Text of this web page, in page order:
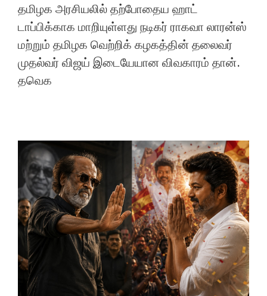
தமிழக அரசியலில் தற்போதைய ஹாட்
டாப்பிக்காக மாறியுள்ளது நடிகர் ராகவா லாரன்ஸ்
மற்றும் தமிழக வெற்றிக் கழகத்தின் தலைவர்
முதல்வர் விஜய் இடையேயான விவகாரம் தான்.
தவெக